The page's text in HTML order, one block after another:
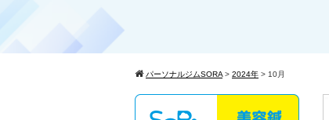
パーソナルジムSORA > 2024年 > 10月